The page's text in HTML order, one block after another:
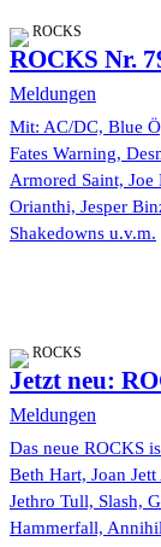
ROCKS
ROCKS Nr.
Meldungen
Mit: AC/DC, Blue
Fates Warning,
Armored Saint, Joe
Orianthi, Jesper
Shakedowns u.v.m.
ROCKS
Jetzt neu:
Meldungen
Das neue ROCKS
Beth Hart, Joan
Jethro Tull, Slash,
Hammerfall,